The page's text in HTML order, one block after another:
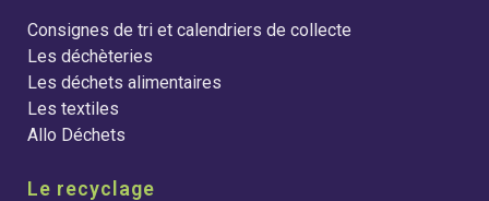
Consignes de tri et calendriers de collecte
Les déchèteries
Les déchets alimentaires
Les textiles
Allo Déchets
Le recyclage